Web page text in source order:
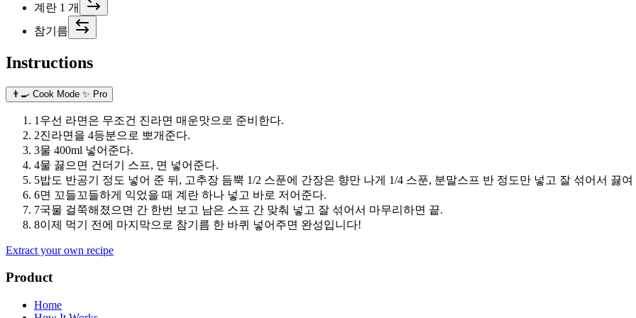
계란 1 개
참기름
Instructions
👨‍🍳 Cook Mode ✨ Pro
1 우선 라면은 무조건 진라면 매운맛으로 준비한다.
2진라면을 4등분으로 뽀개준다.
3물 400ml 넣어준다.
4물 끓으면 건더기 스프, 면 넣어준다.
5밥도 반공기 정도 넣어 준 뒤, 고추장 듬뿍 1/2 스푼에 간장은 향만 나게 1/4 스푼, 분말스프 반 정도만 넣고 잘 섞어서 끓여
6면 꼬들꼬들하게 익었을 때 계란 하나 넣고 바로 저어준다.
7국물 걸쭉해졌으면 간 한번 보고 남은 스프 간 맞춰 넣고 잘 섞어서 마무리하면 끝.
8이제 먹기 전에 마지막으로 참기름 한 바퀴 넣어주면 완성입니다!
Extract your own recipe
Product
Home